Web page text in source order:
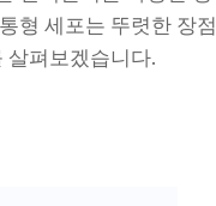
형 세포는 뚜렷한 장점
살펴보겠습니다.